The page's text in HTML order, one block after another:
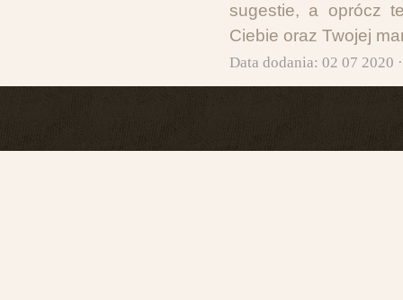
sugestie, a oprócz
Ciebie oraz Twojej
Data dodania: 02 07 2020